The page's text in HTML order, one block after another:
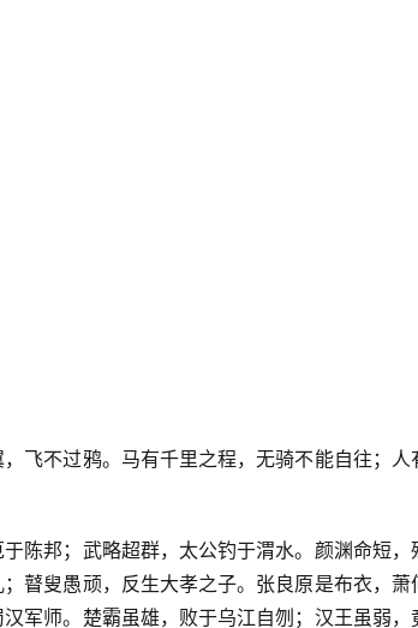
飞不过鸦。马有千里之程，无骑不能自往；人
陈邦；武略超群，太公钓于渭水。颜渊命短，
瞽叟愚顽，反生大孝之子。张良原是布衣，萧
军师。楚霸虽雄，败于乌江自刎；汉王虽弱，